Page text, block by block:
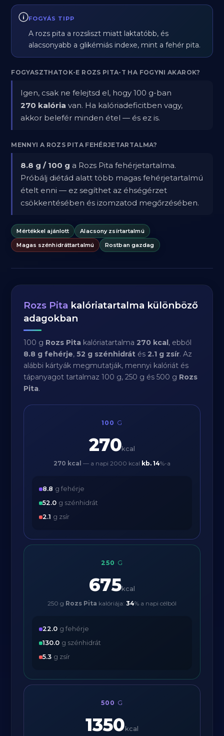
FOGYÁS TIPP
A rozs pita a rozsliszt miatt laktatóbb, és
alacsonyabb a glikémiás indexe, mint a fehér pita.
FOGYASZTHATOK-E ROZS PITA-T HA FOGYNI AKAROK?
Igen, csak ne felejtsd el, hogy 100 g-ban
270 kalória van. Ha kalóriadeficitben vagy,
akkor belefér minden étel — és ez is.
MENNYI A ROZS PITA FEHÉRJETARTALMA?
8.8 g / 100 g a Rozs Pita fehérjetartalma.
Próbálj diétád alatt több magas fehérjetartalmú
ételt enni — ez segíthet az éhségérzet
csökkentésében és izomzatod megőrzésében.
Mértékkel ajánlott
Alacsony zsírtartalmú
Magas szénhidráttartalmú
Rostban gazdag
Rozs Pita kalóriatartalma különböző
adagokban
100 g Rozs Pita kalóriatartalma270 kcal, ebből
8.8 g fehérje,52 g szénhidrát és2.1 g zsír. Az
alábbi kártyák megmutatják, mennyi kalóriát és
tápanyagot tartalmaz 100 g, 250 g és 500 g Rozs
Pita.
100 G
270kcal
270 kcal — a napi 2000 kcal kb. 14%-a
8.8 g fehérje
52.0 g szénhidrát
2.1 g zsír
250 G
675kcal
250 g Rozs Pita kalóriája: 34% a napi célból
22.0 g fehérje
130.0 g szénhidrát
5.3 g zsír
500 G
1350 kcal